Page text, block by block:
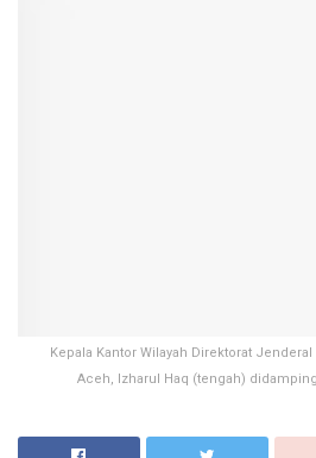
Kepala Kantor Wilayah Direktorat
Aceh, Izharul Haq (tengah)